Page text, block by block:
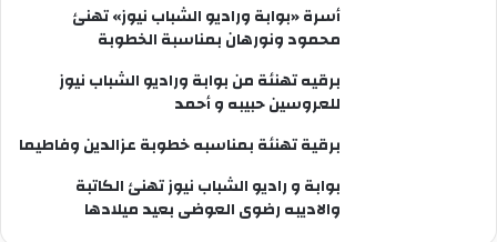
أسرة «بوابة وراديو الشباب نيوز» تهنئ
محمود ونورهان بمناسبة الخطوبة
برقيه تهنئة من بوابة وراديو الشباب نيوز
للعروسين حبيبه و أحمد
برقية تهنئة بمناسبه خطوبة عزالدين وفاطيما
بوابة و راديو الشباب نيوز تهنئ الكاتبة
والاديبه رضوى العوضى بعيد ميلادها